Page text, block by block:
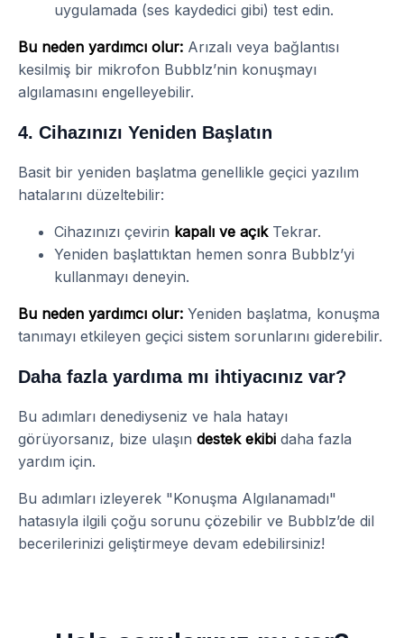
uygulamada (ses kaydedici gibi) test edin.
Bu neden yardımcı olur: Arızalı veya bağlantısı
kesilmiş bir mikrofon Bubblz’nin konuşmayı
algılamasını engelleyebilir.
4. Cihazınızı Yeniden Başlatın
Basit bir yeniden başlatma genellikle geçici yazılım
hatalarını düzeltebilir:
Cihazınızı çevirin kapalı ve açıkTekrar.
Yeniden başlattıktan hemen sonra Bubblz’yi
kullanmayı deneyin.
Bu neden yardımcı olur: Yeniden başlatma, konuşma
tanımayı etkileyen geçici sistem sorunlarını giderebilir.
Daha fazla yardıma mı ihtiyacınız var?
Bu adımları denediyseniz ve hala hatayı
görüyorsanız, bize ulaşın destek ekibi daha fazla
yardım için.
Bu adımları izleyerek "Konuşma Algılanamadı"
hatasıyla ilgili çoğu sorunu çözebilir ve Bubblz’de dil
becerilerinizi geliştirmeye devam edebilirsiniz!